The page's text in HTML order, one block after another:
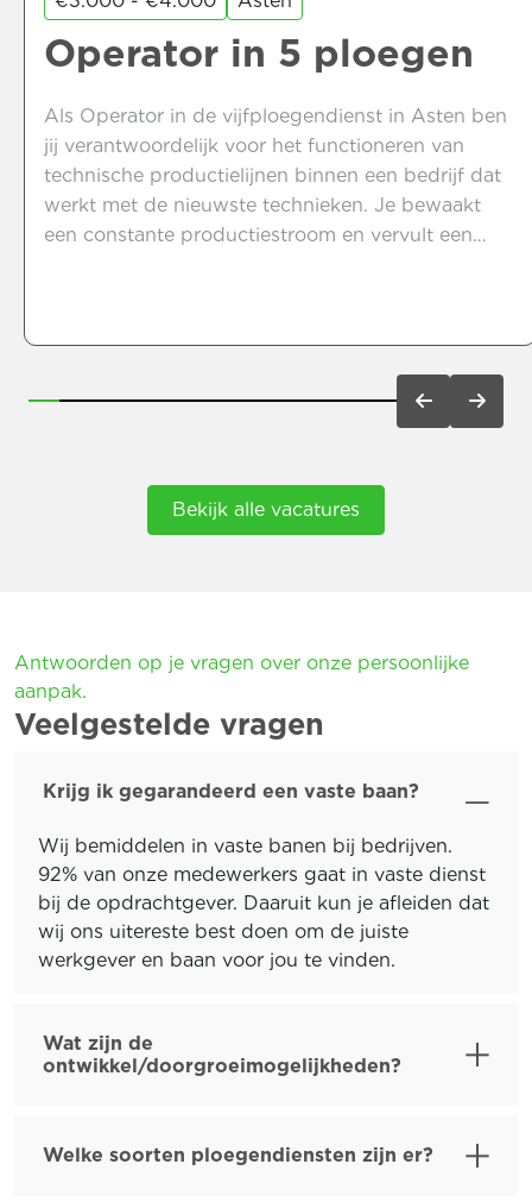
Operator in 5 ploegen
Als Operator in de vijfploegendienst in Asten ben
jij verantwoordelijk voor het functioneren van
technische productielijnen binnen een bedrijf dat
werkt met de nieuwste technieken. Je bewaakt
een constante productiestroom en vervult een
Bekijk alle vacatures
Antwoorden op je vragen over onze persoonlijke
aanpak.
Veelgestelde vragen
Krijg ik gegarandeerd een vaste baan?
Wij bemiddelen in vaste banen bij bedrijven.
92% van onze medewerkers gaat in vaste dienst
bij de opdrachtgever. Daaruit kun je afleiden dat
wij ons uitereste best doen om de juiste
werkgever en baan voor jou te vinden.
Wat zijn de
ontwikkel/doorgroeimogelijkheden?
Welke soorten ploegendiensten zijn er?